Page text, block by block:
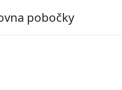
pobočky